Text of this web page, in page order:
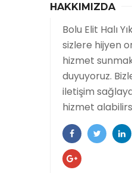
HAKKIMIZDA
Bolu Elit Halı
sizlere hijyen
hizmet
duyuyoruz.
iletişim
hizmet